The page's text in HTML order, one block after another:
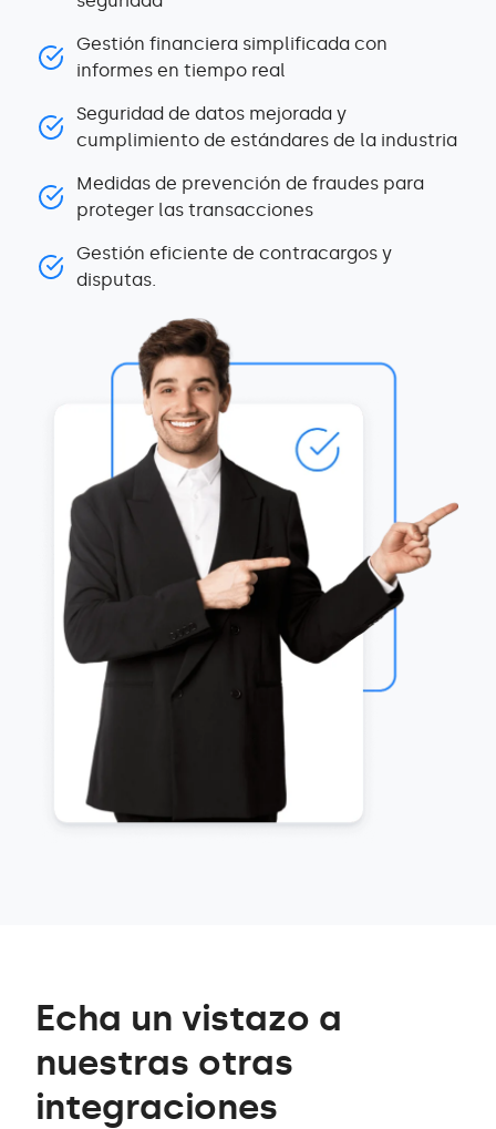
Gestión financiera simplificada con
informes en tiempo real
Seguridad de datos mejorada y
cumplimiento de estándares de la industria
Medidas de prevención de fraudes para
proteger las transacciones
Gestión eficiente de contracargos y
disputas.
Echa un vistazo a
nuestras otras
integraciones